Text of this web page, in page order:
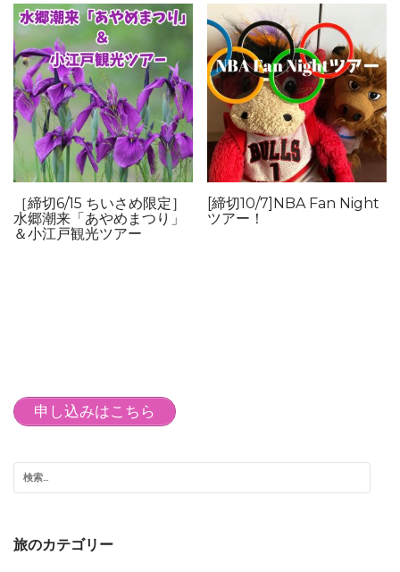
［締切6/15 ちいさめ限定］
水郷潮来「あやめまつり」
＆小江戸観光ツアー
[締切10/7]NBA Fan Night
ツアー！
申し込みはこちら
旅のカテゴリー